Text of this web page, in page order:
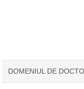
DOMENIUL DE